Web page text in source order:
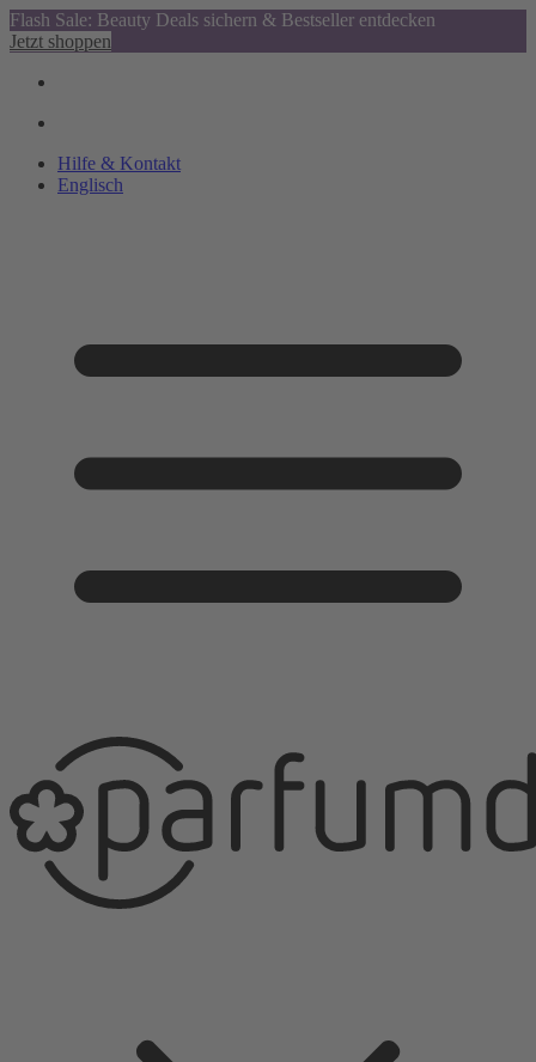
Flash Sale: Beauty Deals sichern & Bestseller entdecken
Jetzt shoppen
Hilfe & Kontakt
Englisch